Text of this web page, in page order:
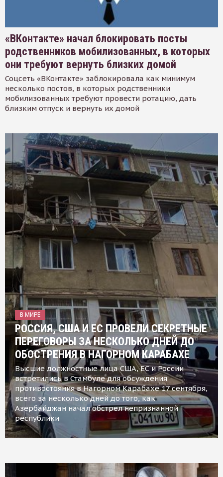
«ВКонтакте» начал блокировать посты
родственников мобилизованных, в которых
они требуют вернуть близких домой
Соцсеть «ВКонтакте» заблокировала как минимум
несколько постов, в которых родственники
мобилизованных требуют провести ротацию, дать
близким отпуск и вернуть их домой
В МИРЕ
РОССИЯ, США И ЕС ПРОВЕЛИ СЕКРЕТНЫЕ
ПЕРЕГОВОРЫ ЗА НЕСКОЛЬКО ДНЕЙ ДО
ОБОСТРЕНИЯ В НАГОРНОМ КАРАБАХЕ
Высшие должностные лица США, ЕС и России
встретились в Стамбуле для обсуждения
противостояния в Нагорном Карабахе 17 сентября,
всего за несколько дней до того, как
Азербайджан начал обстрел непризнанной
республики